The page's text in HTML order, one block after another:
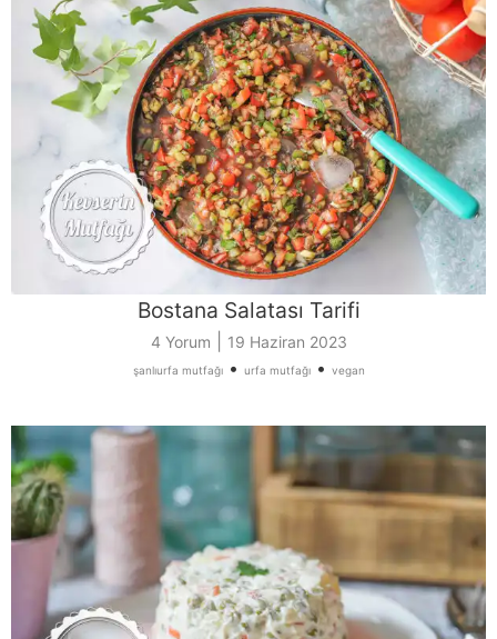
Bostana Salatası Tarifi
4 Yorum 19 Haziran 2023
şanlıurfa mutfağı• urfa mutfağı• vegan